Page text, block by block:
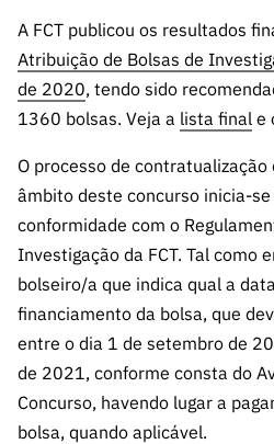
e Informação
Acesso a
estatísticos
científicos –
INE/DGEEC/
Balcão da
Newsletter
Agenda
Publicações
Transparência
Estudos e
Estratégico
Documentos
Apoios
Contactos
A FCT publicou os resultados
Atribuição de Bolsas de
de 2020, tendo sido
1360 bolsas. Veja a lista final e
O processo de
âmbito deste concurso inicia-
conformidade com o
Investigação da FCT. Tal como
bolseiro/a que indica qual a
financiamento da bolsa, que
entre o dia 1 de setembro de
de 2021, conforme consta do
Concurso, havendo lugar a
bolsa, quando aplicável.